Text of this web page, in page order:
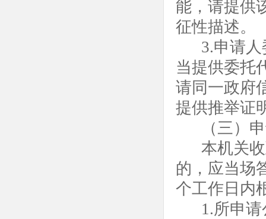
能，请提供
征性描述。
3.申请
当提供委托
请同一政府
提供推举证
（三）
本机关
的，应当场
个工作日内
1.所申